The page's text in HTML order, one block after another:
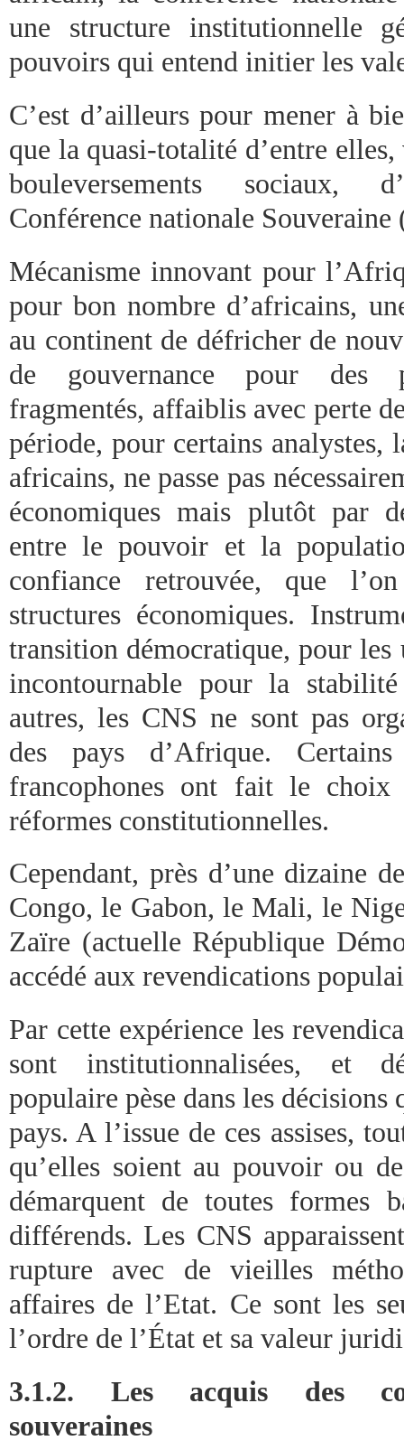
une structure institutionnelle
pouvoirs qui entend initier les
C’est d’ailleurs pour mener à
que la quasi-totalité d’entre
bouleversements sociaux,
Conférence nationale Souveraine
Mécanisme innovant pour
pour bon nombre d’africains,
au continent de défricher de
de gouvernance pour des
fragmentés, affaiblis avec perte
période, pour certains analystes,
africains, ne passe pas
économiques mais plutôt par
entre le pouvoir et la
confiance retrouvée, que
structures économiques.
transition démocratique, pour
incontournable pour la
autres, les CNS ne sont pas
des pays d’Afrique.
francophones ont fait le choix
réformes constitutionnelles.
Cependant, près d’une dizaine
Congo, le Gabon, le Mali, le
Zaïre (actuelle République
accédé aux revendications
Par cette expérience les
sont institutionnalisées, et
populaire pèse dans les décisions
pays. A l’issue de ces assises,
qu’elles soient au pouvoir ou
démarquent de toutes formes
différends. Les CNS
rupture avec de vieilles
affaires de l’Etat. Ce sont les
l’ordre de l’État et sa valeur
3.1.2. Les acquis des
souveraines